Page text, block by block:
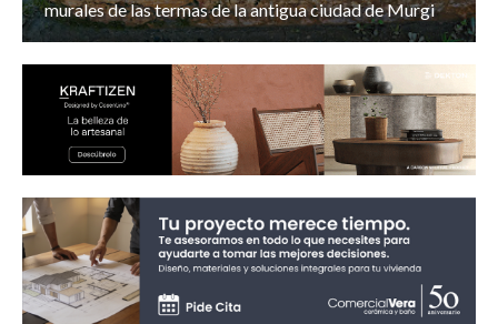
murales de las termas de la antigua ciudad de Murgi